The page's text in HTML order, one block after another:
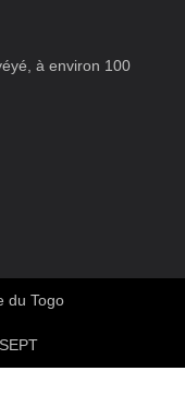
à environ 100
du Togo